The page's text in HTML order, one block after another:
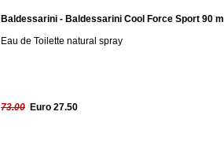
Baldessarini - Baldessarini Cool Force Sport 90 ml
Eau de Toilette natural spray
73.00 Euro 27.50